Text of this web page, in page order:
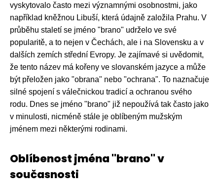
vyskytovalo často mezi významnými osobnostmi, jako
například kněžnou Libuší, která údajně založila Prahu. V
průběhu staletí se jméno "brano" udrželo ve své
popularitě, a to nejen v Čechách, ale i na Slovensku a v
dalších zemích střední Evropy. Je zajímavé si uvědomit,
že tento název má kořeny ve slovanském jazyce a může
být přeložen jako "obrana" nebo "ochrana". To naznačuje
silné spojení s válečnickou tradicí a ochranou svého
rodu. Dnes se jméno "brano" již nepoužívá tak často jako
v minulosti, nicméně stále je oblíbeným mužským
jménem mezi některými rodinami.
Oblíbenost jména "brano" v
současnosti